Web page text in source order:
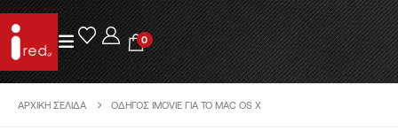
0
ΑΡΧΙΚΉ ΣΕΛΊΔΑ ΟΔΗΓΌΣ IMOVIE ΓΙΑ ΤΟ MAC OS X